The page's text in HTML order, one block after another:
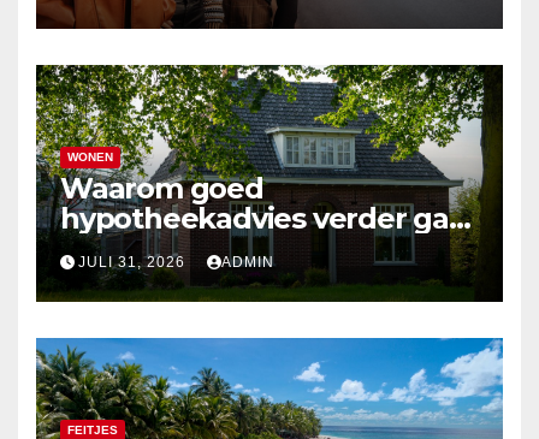
WONEN
Waarom goed
hypotheekadvies verder gaat
dan alleen cijfers
JULI 31, 2026 ADMIN
FEITJES